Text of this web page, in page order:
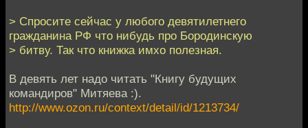
> Спросите сейчас у любого девятилетнего
гражданина РФ что нибудь про Бородинскую
> битву. Так что книжка имхо полезная.
В девять лет надо читать "Книгу будущих
командиров" Митяева :).
http://www.ozon.ru/context/detail/id/1213734/